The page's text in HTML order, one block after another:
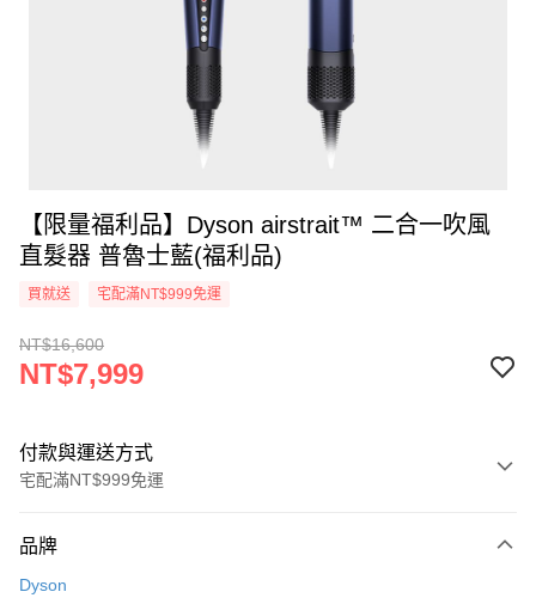
【限量福利品】Dyson airstrait™ 二合一吹風
直髮器 普魯士藍(福利品)
買就送 宅配滿NT$999免運
NT$16,600
NT$7,999
付款與運送方式
宅配滿NT$999免運
信用卡一次付款
品牌
Dyson